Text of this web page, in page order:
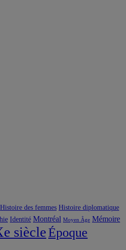
Histoire des femmes Histoire diplomatique
Identité Montréal Moyen Âge Mémoire
siècle Époque